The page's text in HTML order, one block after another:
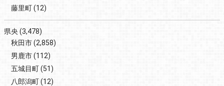
藤里町(12)
県央(3,478)
秋田市(2,858)
男鹿市(112)
五城目町(51)
八郎潟町(12)